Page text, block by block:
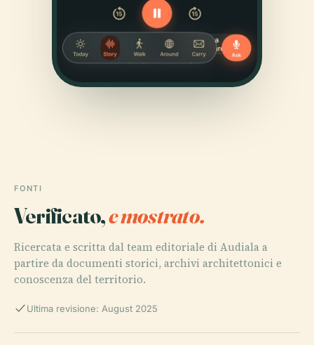
FONTI
Verificato,e mostrato.
Ricercata e scritta dal team editoriale di Audiala a
partire da documenti storici, archivi architettonici e
conoscenza del territorio.
Ultima revisione: August 2025